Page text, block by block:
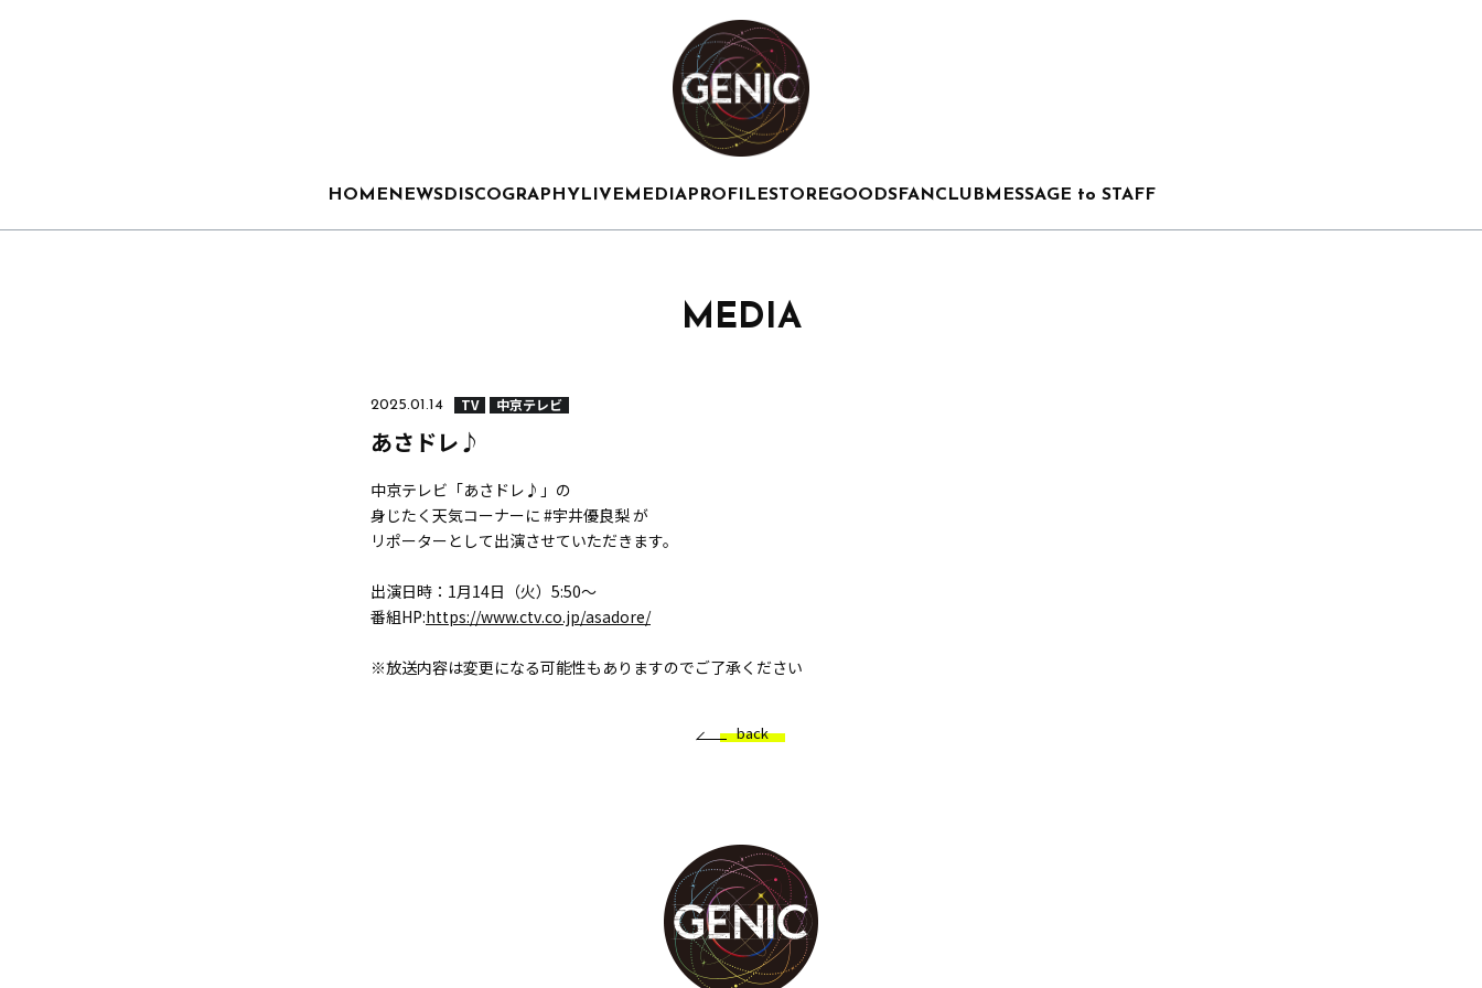
HOME NEWSDISCOGRAPHY LIVE MEDIAPROFILESTOREGOODSFANCLUB MESSAGE to STAFF
MEDIA
2025.01.14 TV 中京テレビ
あさドレ♪
中京テレビ「あさドレ♪」の
身じたく天気コーナーに #宇井優良梨 が
リポーターとして出演させていただきます。
出演日時：1月14日（火）5:50～
番組HP:https://www.ctv.co.jp/asadore/
※放送内容は変更になる可能性もありますのでご了承ください
back